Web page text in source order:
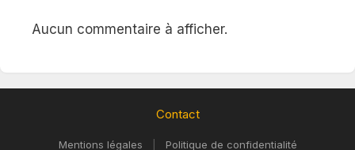
Aucun commentaire à afficher.
Contact
Mentions légales Politique de confidentialité